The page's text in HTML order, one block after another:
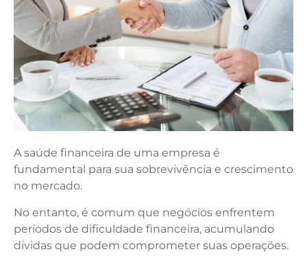
A saúde financeira de uma empresa é
fundamental para sua sobrevivência e crescimento
no mercado.
No entanto, é comum que negócios enfrentem
períodos de dificuldade financeira, acumulando
dívidas que podem comprometer suas operações.